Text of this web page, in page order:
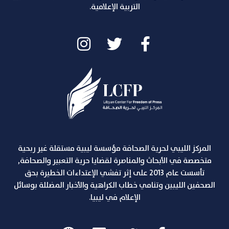
التربية الإعلامية.
المركز الليبي لحرية الصحافة مؤسسة ليبية مستقلة غير ربحية
متخصصة في الأبحاث والمناصرة لقضايا حرية التعبير والصحافة,
تأسست عام 2013 على إثر تفشي الإعتداءات الخطيرة بحق
الصحفين الليبين وتنامي خطاب الكراهية والأخبار المضللة بوسائل
الإعلام في ليبيا.